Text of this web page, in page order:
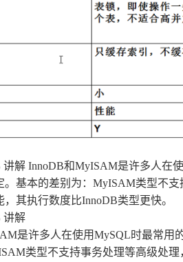
解 InnoDB和MyISAM是许多人在
。基本的差别为：MyISAM类型不
其执行数度比InnoDB类型更快。
讲解
许多人在使用MySQL时最常用
类型不支持事务处理等高级处